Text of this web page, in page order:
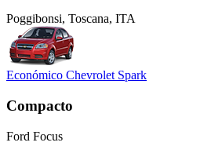
Poggibonsi, Toscana, ITA
Económico Chevrolet Spark
Compacto
Ford Focus